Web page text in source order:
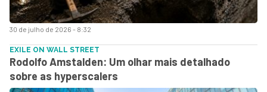
30 de julho de 2026 - 8:32
EXILE ON WALL STREET
Rodolfo Amstalden: Um olhar mais detalhado
sobre as hyperscalers